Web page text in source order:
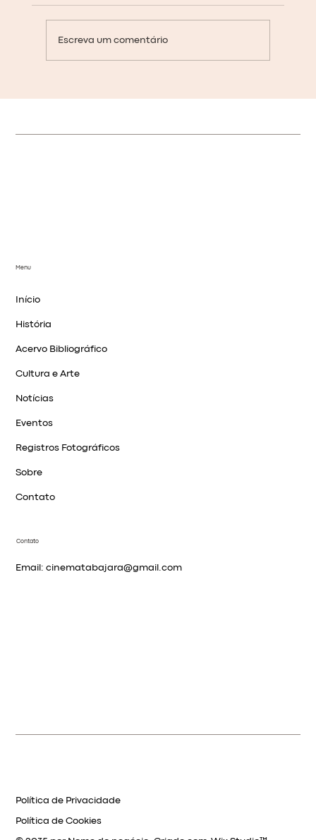
Escreva um comentário
Política de Privacidade
Política de Cookies
Contato
Email:cinematabajara@gmail.com
Menu
Início
História
Acervo Bibliográfico
Cultura e Arte
Notícias
Eventos
Registros Fotográficos
Sobre
Contato